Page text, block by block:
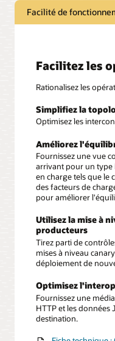
Facilité de
Facilitez les
Rationalisez les
Simplifiez la
Optimisez les
Améliorez
Fournissez une vue
arrivant pour un type
en charge tels que le
des facteurs de
pour améliorer
Utilisez la mise à
producteurs
Tirez parti de
mises à niveau
déploiement de
Optimisez
Fournissez une
HTTP et les données
destination.